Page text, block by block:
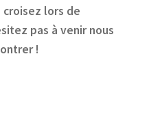
croisez lors de
pas à venir nous
!